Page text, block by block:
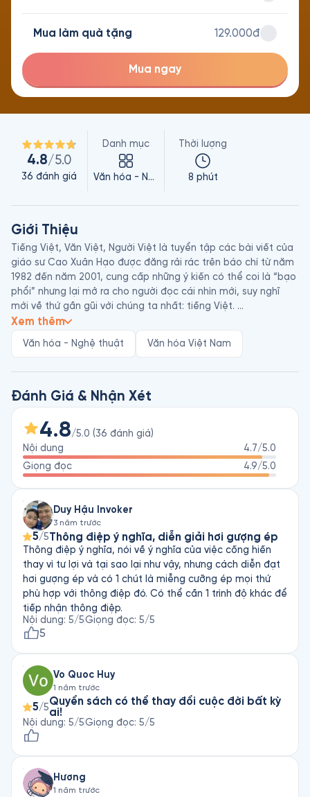
Mua làm quà tặng 129.000đ
Mua ngay
4.8/5.0
36 đánh giá
Danh mục
Văn hóa - Nghệ thuật
Thời lượng
8 phút
Giới Thiệu
Tiếng Việt, Văn Việt, Người Việt là tuyển tập các bài viết của
giáo sư Cao Xuân Hạo được đăng rải rác trên báo chí từ năm
1982 đến năm 2001, cung cấp những ý kiến có thể coi là “bạo
phổi” nhưng lại mở ra cho người đọc cái nhìn mới, suy nghĩ
mới về thứ gần gũi với chúng ta nhất: tiếng Việt.
Giáo sư Cao Xuân Hạo (1930 - 2007) là nhà ngôn ngữ học
pháp phân tích cấu trúc câu tiếng Việt. Ngoài ra, ông còn là
thuật.
Xem thêm
Văn hóa - Nghệ thuật Văn hóa Việt Nam
Đánh Giá & Nhận Xét
4.8/5.0 (36 đánh giá)
Nội dung
4.7/5.0
Giọng đọc
4.9/5.0
Duy Hậu Invoker
3 năm trước
5/5Thông điệp ý nghĩa, diễn giải hơi gượng ép
Thông điệp ý nghĩa, nói về ý nghĩa của việc cống hiến
thay vì tư lợi và tại sao lại như vậy, nhưng cách diễn đạt
hơi gượng ép và có 1 chút là miễng cưỡng ép mọi thứ
phù hợp với thông điệp đó. Có thể cần 1 trình độ khác để
tiếp nhận thông điệp.
Nội dung: 5/5Giọng đọc: 5/5
5
Vo Quoc Huy
1 năm trước
5/5Quyển sách có thể thay đổi cuộc đời bất kỳ
ai!
Nội dung: 5/5Giọng đọc: 5/5
Hương
1 năm trước